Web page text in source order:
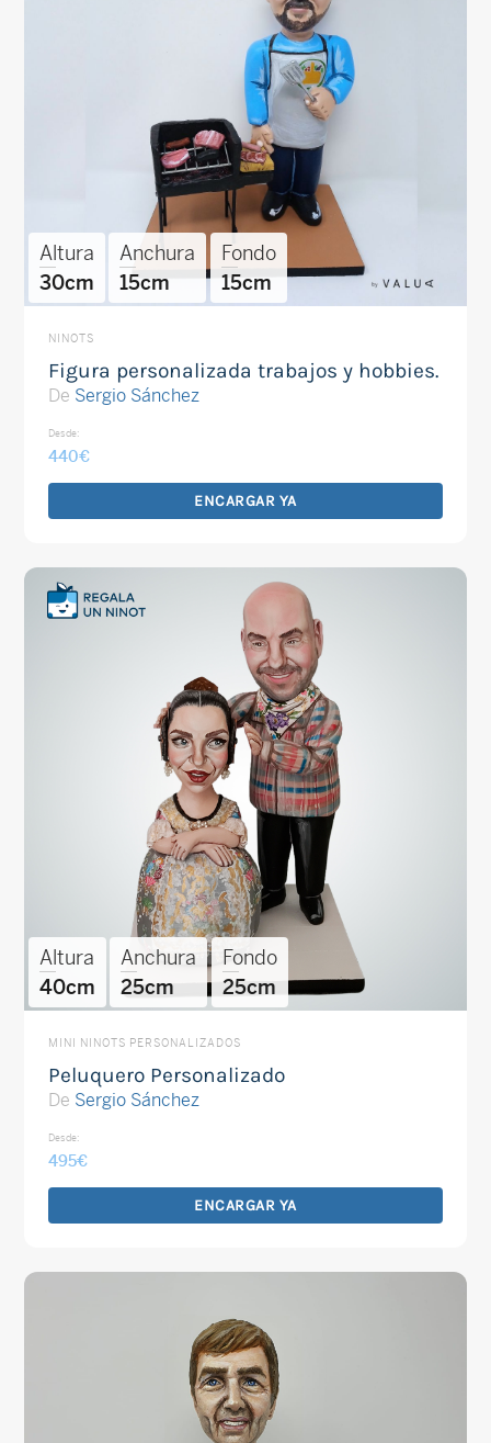
Altura
30cm
Anchura
15cm
Fondo
15cm
NINOTS
Figura personalizada trabajos y hobbies.
De Sergio Sánchez
Desde:
440€
ENCARGAR YA
Altura
40cm
Anchura
25cm
Fondo
25cm
MINI NINOTS PERSONALIZADOS
Peluquero Personalizado
De Sergio Sánchez
Desde:
495€
ENCARGAR YA